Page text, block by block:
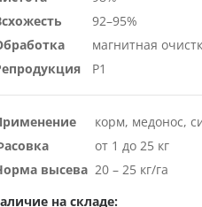
92–95%
магнитная
Р1
корм, медонос,
от 1 до 25 кг
высева 20 – 25 кг/га
на складе: